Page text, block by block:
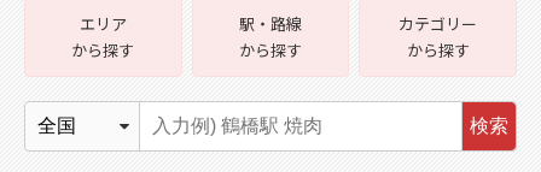
エリア
から探す
駅・路線
から探す
カテゴリー
から探す
検索